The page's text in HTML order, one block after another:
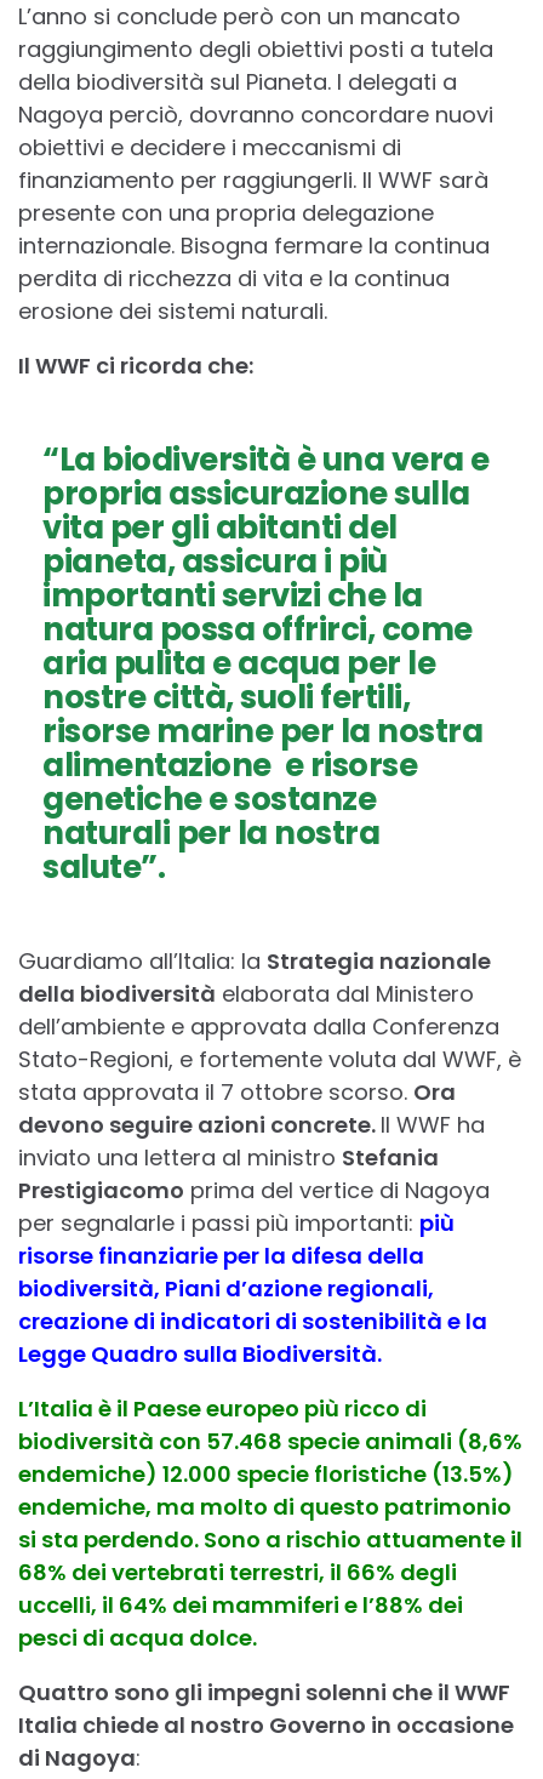
L’anno si conclude però con un mancato
raggiungimento degli obiettivi posti a tutela
della biodiversità sul Pianeta. I delegati a
Nagoya perciò, dovranno concordare nuovi
obiettivi e decidere i meccanismi di
finanziamento per raggiungerli. Il WWF sarà
presente con una propria delegazione
internazionale. Bisogna fermare la continua
perdita di ricchezza di vita e la continua
erosione dei sistemi naturali.
Il WWF ci ricorda che:
“La biodiversità è una vera e
propria assicurazione sulla
vita per gli abitanti del
pianeta, assicura i più
importanti servizi che la
natura possa offrirci, come
aria pulita e acqua per le
nostre città, suoli fertili,
risorse marine per la nostra
alimentazione e risorse
genetiche e sostanze
naturali per la nostra
salute”.
Guardiamo all’Italia: la Strategia nazionale
della biodiversità elaborata dal Ministero
dell’ambiente e approvata dalla Conferenza
Stato-Regioni, e fortemente voluta dal WWF, è
stata approvata il 7 ottobre scorso. Ora
devono seguire azioni concrete. Il WWF ha
inviato una lettera al ministro Stefania
Prestigiacomo prima del vertice di Nagoya
per segnalarle i passi più importanti: più
risorse finanziarie per la difesa della
biodiversità, Piani d’azione regionali,
creazione di indicatori di sostenibilità e la
Legge Quadro sulla Biodiversità.
L’Italia è il Paese europeo più ricco di
biodiversità con 57.468 specie animali (8,6%
endemiche) 12.000 specie floristiche (13.5%)
endemiche, ma molto di questo patrimonio
si sta perdendo. Sono a rischio attuamente il
68% dei vertebrati terrestri, il 66% degli
uccelli, il 64% dei mammiferi e l’88% dei
pesci di acqua dolce.
Quattro sono gli impegni solenni che il WWF
Italia chiede al nostro Governo in occasione
di Nagoya: